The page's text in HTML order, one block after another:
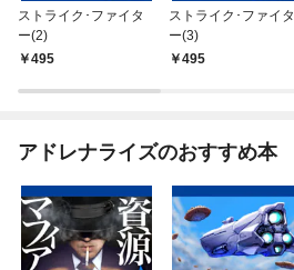
ストライク･ファイタ
ー(2)
495
ストライク･ファイタ
ー(3)
495
アドレナライズのおすすめ本